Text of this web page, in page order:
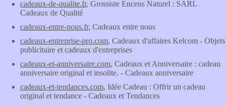
cadeaux-de-qualite.fr, Grossiste Encens Naturel : SARL
Cadeaux de Qualité
cadeaux-entre-nous.fr, Cadeaux entre nous
cadeaux-entreprise-pro.com, Cadeaux d'affaires Kelcom - Objets
publicitaire et cadeaux d'entreprises
cadeaux-et-anniversaire.com, Cadeaux et Anniversaire : cadeau
anniversaire original et insolite. - Cadeaux anniversaire
cadeaux-et-tendances.com, Idée Cadeau : Offrir un cadeau
original et tendance - Cadeaux et Tendances